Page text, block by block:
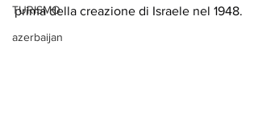
TURISMO
azerbaijan
prima della creazione di Israele nel 1948.